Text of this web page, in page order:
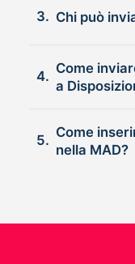
3. Chi può
4.
Come
a
5.
Come inserire
nella MAD?